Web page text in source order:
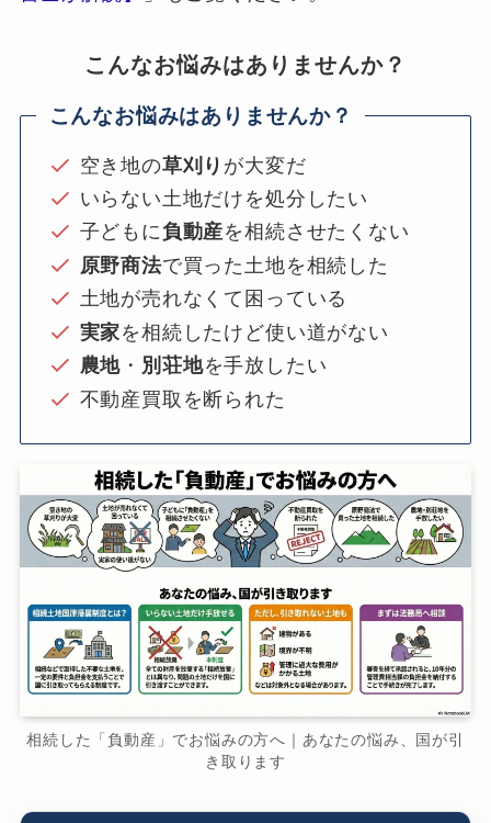
こんなお悩みはありませんか？
こんなお悩みはありませんか？
空き地の草刈り が大変だ
いらない土地だけを処分したい
子どもに負動産を相続させたくない
原野商法で買った土地を相続した
土地が売れなくて困っている
実家を相続したけど使い道がない
農地 ・ 別荘地を手放したい
不動産買取を断られた
相続した「負動産」でお悩みの方へ｜あなたの悩み、国が引
き取ります